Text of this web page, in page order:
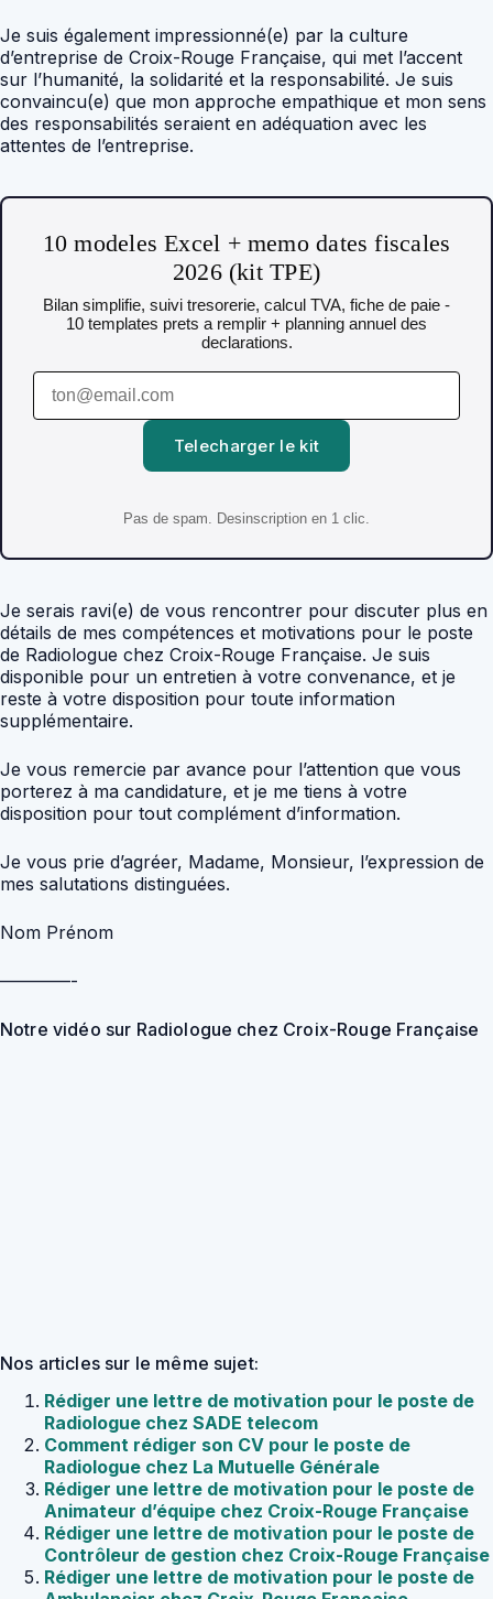
Je suis également impressionné(e) par la culture
d’entreprise de Croix-Rouge Française, qui met l’accent
sur l’humanité, la solidarité et la responsabilité. Je suis
convaincu(e) que mon approche empathique et mon sens
des responsabilités seraient en adéquation avec les
attentes de l’entreprise.
10 modeles Excel + memo dates fiscales
2026 (kit TPE)
Bilan simplifie, suivi tresorerie, calcul TVA, fiche de paie -
10 templates prets a remplir + planning annuel des
declarations.
Telecharger le kit
Pas de spam. Desinscription en 1 clic.
Je serais ravi(e) de vous rencontrer pour discuter plus en
détails de mes compétences et motivations pour le poste
de Radiologue chez Croix-Rouge Française. Je suis
disponible pour un entretien à votre convenance, et je
reste à votre disposition pour toute information
supplémentaire.
Je vous remercie par avance pour l’attention que vous
porterez à ma candidature, et je me tiens à votre
disposition pour tout complément d’information.
Je vous prie d’agréer, Madame, Monsieur, l’expression de
mes salutations distinguées.
Nom Prénom
————-
Notre vidéo sur Radiologue chez Croix-Rouge Française
Nos articles sur le même sujet:
Rédiger une lettre de motivation pour le poste de
Radiologue chez SADE telecom
Comment rédiger son CV pour le poste de
Radiologue chez La Mutuelle Générale
Rédiger une lettre de motivation pour le poste de
Animateur d’équipe chez Croix-Rouge Française
Rédiger une lettre de motivation pour le poste de
Contrôleur de gestion chez Croix-Rouge Française
Rédiger une lettre de motivation pour le poste de